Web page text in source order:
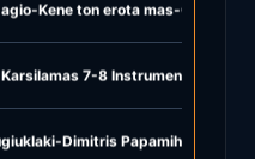
Kene ton erota mas-Glika
7-8 Instrumental (2021)
Dimitris Papamihail (1968)